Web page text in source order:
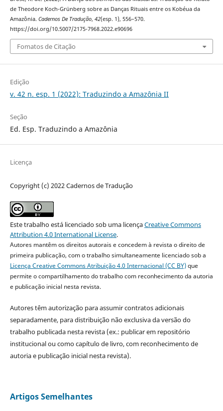
de Theodore Koch-Grünberg sobre as Danças Rituais entre os Kobéua da
Amazônia. Cadernos De Tradução, 42(esp. 1), 556–570.
https://doi.org/10.5007/2175-7968.2022.e90696
Fomatos de Citação
Edição
v. 42 n. esp. 1 (2022): Traduzindo a Amazônia II
Seção
Ed. Esp. Traduzindo a Amazônia
Licença
Copyright (c) 2022 Cadernos de Tradução
Este trabalho está licenciado sob uma licençaCreative Commons
Attribution 4.0 International License.
Autores mantêm os direitos autorais e concedem à revista o direito de
primeira publicação, com o trabalho simultaneamente licenciado sob a
Licença Creative Commons Atribuição 4.0 Internacional (CC BY)que
permite o compartilhamento do trabalho com reconhecimento da autoria
e publicação inicial nesta revista.
Autores têm autorização para assumir contratos adicionais
separadamente, para distribuição não exclusiva da versão do
trabalho publicada nesta revista (ex.: publicar em repositório
institucional ou como capítulo de livro, com reconhecimento de
autoria e publicação inicial nesta revista).
Artigos Semelhantes